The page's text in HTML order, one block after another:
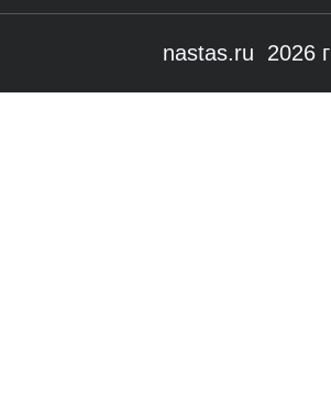
nastas.ru 2026 г